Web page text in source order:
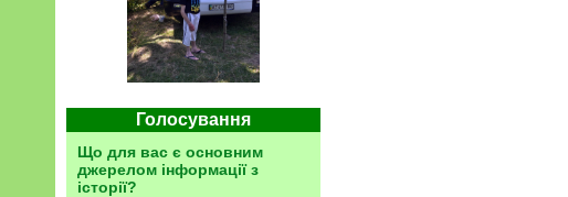
Голосування
Що для вас є основним
джерелом інформації з
історії?